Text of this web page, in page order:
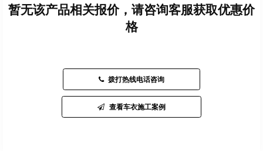
暂无该产品相关报价，请咨询客服获取优惠价
格
拨打热线电话咨询
查看车衣施工案例